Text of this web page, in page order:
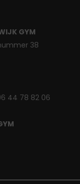
GYM
38
44 78 82 06